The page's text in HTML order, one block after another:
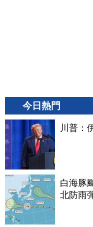
今日熱門
川普：
白海豚
北防雨